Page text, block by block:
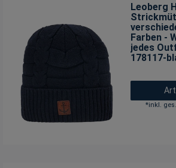
Leoberg
Farben -
jedes
178117-
*inkl.